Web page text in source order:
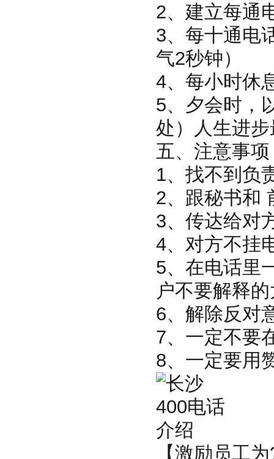
2、建立每通
3、每十通电
气2秒钟）
4、每小时休
5、夕会时，
处）人生进
五、注意事项
1、找不到负
2、跟秘书和
3、传达给对
4、对方不挂
5、在电话里
户不要解释
6、解除反对
7、一定不要
8、一定要用
【激励员工